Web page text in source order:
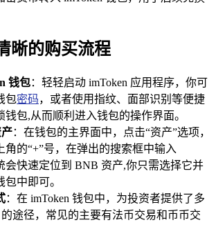
晰的购买流程
钱包：轻轻启动 imToken 应用程序，你可
包密码，或者使用指纹、面部识别等便捷
钱包,从而顺利进入钱包的操作界面。
：在钱包的主界面中，点击“资产”选项，
角的“+”号，在弹出的搜索框中输入
会快速定位到 BNB 资产,你只需选择它并
中即可。
：在 imToken 钱包中，为投资者提供了多
途径，常见的主要有法币交易和币币交